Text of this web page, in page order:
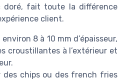
doré, fait toute la différence
client.
8 à 10 mm d’épaisseur,
croustillantes à l’extérieur et
des chips ou des french fries